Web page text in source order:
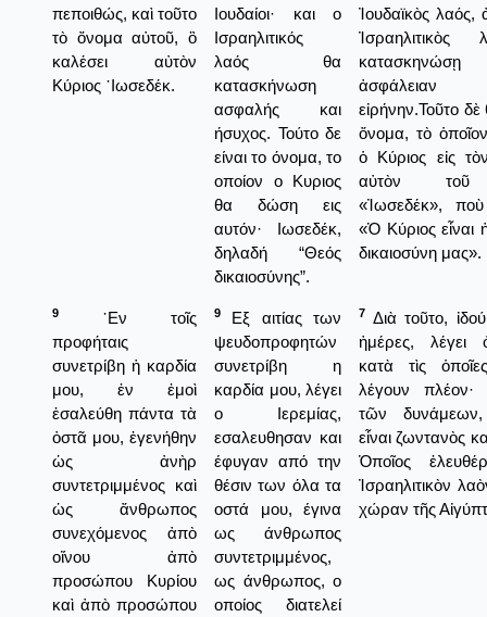
πεποιθώς, καὶ τοῦτο
τὸ ὄνομα αὐτοῦ, ὃ
καλέσει αὐτὸν
Κύριος ᾿Ιωσεδέκ.
Ιουδαίοι· και ο
Ισραηλιτικός
λαός θα
κατασκήνωση
ασφαλής και
ήσυχος. Τούτο δε
είναι το όνομα, το
οποίον ο Κυριος
θα δώση εις
αυτόν· Ιωσεδέκ,
δηλαδή “Θεός
δικαιοσύνης”.
Ἰουδαϊκὸς λαός,
εἰρήνην.Τοῦτο δὲ
ὄνομα, τὸ
ὁ Κύριος εἰς
αὐτὸν τοῦ
«Ἰωσεδέκ», ποὺ
«Ὁ Κύριος εἶναι
δικαιοσύνη μας».
9
᾿Εν τοῖς
προφήταις
συνετρίβη ἡ καρδία
μου, ἐν ἐμοὶ
ἐσαλεύθη πάντα τὰ
ὀστᾶ μου, ἐγενήθην
ὡς ἀνὴρ
συντετριμμένος καὶ
ὡς ἄνθρωπος
συνεχόμενος ἀπὸ
οἴνου ἀπὸ
προσώπου Κυρίου
καὶ ἀπὸ προσώπου
9
Εξ αιτίας των
ψευδοπροφητών
συνετρίβη η
καρδία μου, λέγει
ο Ιερεμίας,
εσαλευθησαν και
έφυγαν από την
θέσιν των όλα τα
οστά μου, έγινα
ως άνθρωπος
συντετριμμένος,
ως άνθρωπος, ο
οποίος διατελεί
7 Διὰ τοῦτο,
ἡμέρες, λέγει
κατὰ τὶς
λέγουν
τῶν
εἶναι ζωντανὸς
Ὁποῖος
Ἰσραηλιτικὸν
χώραν τῆς